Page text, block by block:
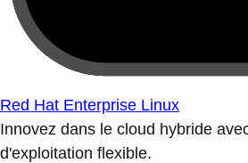
Red Hat Enterprise Linux
Innovez dans le cloud hybride
d'exploitation flexible.